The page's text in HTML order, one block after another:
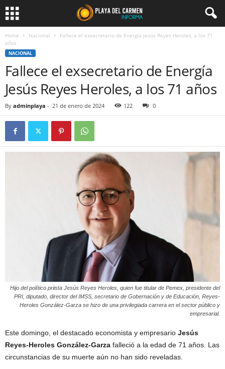
Home Nacional
Fallece el exsecretario de Energía Jesús Reyes Heroles, a los 71
años
NACIONAL
Fallece el exsecretario de Energía
Jesús Reyes Heroles, a los 71 años
By adminplaya - 21 de enero de 2024 122 0
Hijo del político priista Jesús Reyes Heroles, quien fue titular de Pemex, presidente del
PRI, diputado, director del IMSS, secretario de Gobernación y de Educación, Reyes-
Heroles González-Garza se hizo de una privilegiada carrera en el sector público y
empresarial.
Este domingo, el destacado economista y empresario Jesús
Reyes-Heroles González-Garza falleció a la edad de 71 años. Las
circunstancias de su muerte aún no han sido reveladas.